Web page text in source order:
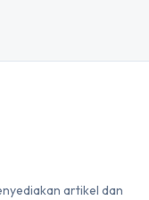
artikel dan